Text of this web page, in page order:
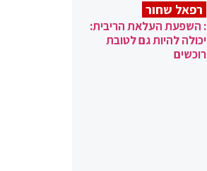
רפאל שחור
: השפעת העלאת הריבית:
יכולה להיות גם לטובת
רוכשים